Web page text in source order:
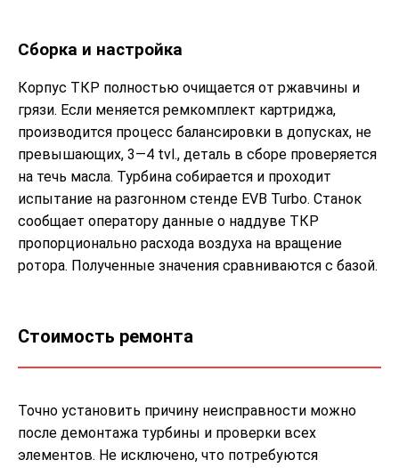
Сборка и настройка
Корпус ТКР полностью очищается от ржавчины и
грязи. Если меняется ремкомплект картриджа,
производится процесс балансировки в допусках, не
превышающих, 3—4 tvl., деталь в сборе проверяется
на течь масла. Турбина собирается и проходит
испытание на разгонном стенде EVB Turbo. Станок
сообщает оператору данные о наддуве ТКР
пропорционально расхода воздуха на вращение
ротора. Полученные значения сравниваются с базой.
Стоимость ремонта
Точно установить причину неисправности можно
после демонтажа турбины и проверки всех
элементов. Не исключено, что потребуются